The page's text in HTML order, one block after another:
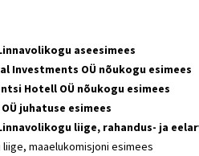
aseesimees
Investments OÜ nõukogu esimees
Hotell OÜ nõukogu esimees
juhatuse esimees
liige, rahandus- ja
liige, maaelukomisjoni esimees